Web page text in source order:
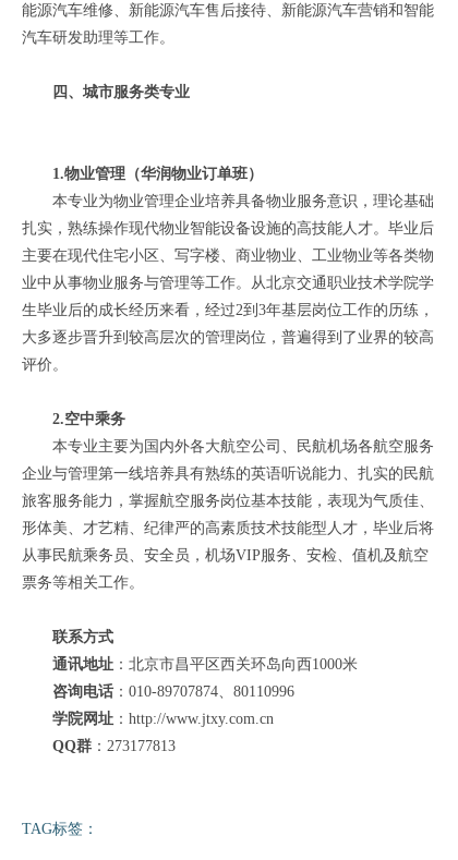
能源汽车维修、新能源汽车售后接待、新能源汽车营销和智能
汽车研发助理等工作。
四、城市服务类专业
1.物业管理（华润物业订单班）
本专业为物业管理企业培养具备物业服务意识，理论基础
扎实，熟练操作现代物业智能设备设施的高技能人才。毕业后
主要在现代住宅小区、写字楼、商业物业、工业物业等各类物
业中从事物业服务与管理等工作。从北京交通职业技术学院学
生毕业后的成长经历来看，经过2到3年基层岗位工作的历练，
大多逐步晋升到较高层次的管理岗位，普遍得到了业界的较高
评价。
2.空中乘务
本专业主要为国内外各大航空公司、民航机场各航空服务
企业与管理第一线培养具有熟练的英语听说能力、扎实的民航
旅客服务能力，掌握航空服务岗位基本技能，表现为气质佳、
形体美、才艺精、纪律严的高素质技术技能型人才，毕业后将
从事民航乘务员、安全员，机场VIP服务、安检、值机及航空
票务等相关工作。
联系方式
通讯地址 ：北京市昌平区西关环岛向西1000米
咨询电话 ：010-89707874、80110996
学院网址 ：http://www.jtxy.com.cn
QQ群 ：273177813
TAG标签：